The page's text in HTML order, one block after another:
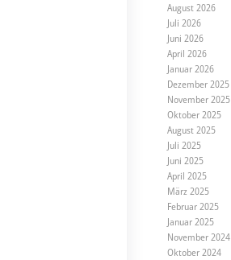
August 2026
Juli 2026
Juni 2026
April 2026
Januar 2026
Dezember 2025
November 2025
Oktober 2025
August 2025
Juli 2025
Juni 2025
April 2025
März 2025
Februar 2025
Januar 2025
November 2024
Oktober 2024